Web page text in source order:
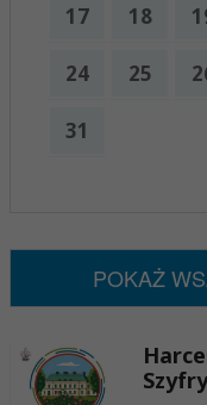
17 18
24 25
31
POKAŻ